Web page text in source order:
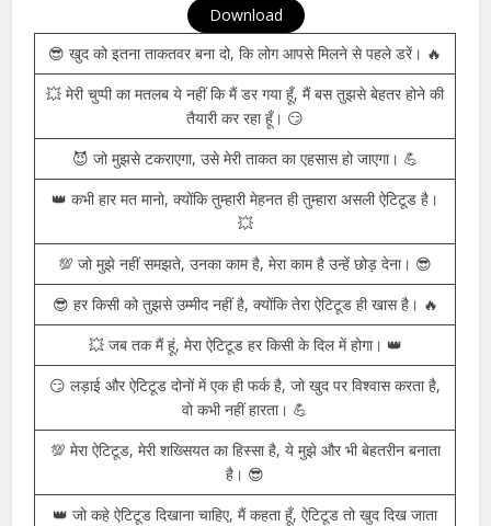
Download
😎 खुद को इतना ताकतवर बना दो, कि लोग आपसे मिलने से पहले डरें। 🔥
💥 मेरी चुप्पी का मतलब ये नहीं कि मैं डर गया हूँ, मैं बस तुझसे बेहतर होने की
तैयारी कर रहा हूँ। 😏
😈 जो मुझसे टकराएगा, उसे मेरी ताकत का एहसास हो जाएगा। 💪
👑 कभी हार मत मानो, क्योंकि तुम्हारी मेहनत ही तुम्हारा असली ऐटिटूड है।
💥
💯 जो मुझे नहीं समझते, उनका काम है, मेरा काम है उन्हें छोड़ देना। 😎
😎 हर किसी को तुझसे उम्मीद नहीं है, क्योंकि तेरा ऐटिटूड ही खास है। 🔥
💥 जब तक मैं हूं, मेरा ऐटिटूड हर किसी के दिल में होगा। 👑